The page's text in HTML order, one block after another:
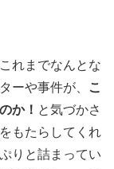
れまでなんとな
ーや事件が、
こ
か！ と気づかさ
もたらしてくれ
りと詰まってい